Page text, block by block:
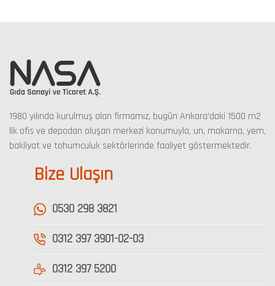
1980 yılında kurulmuş olan firmamız, bugün Ankara’daki 1500 m2
lik ofis ve depodan oluşan merkezi konumuyla, un, makarna, yem,
bakliyat ve tohumculuk sektörlerinde faaliyet göstermektedir.
Bize Ulaşın
0530 298 3821
0312 397 3901-02-03
0312 397 5200